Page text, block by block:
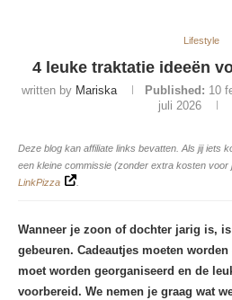
Lifestyle
4 leuke traktatie ideeën
written by Mariska Published: 10
juli 2026
Deze blog kan affiliate links bevatten. Als jij iets
een kleine commissie (zonder extra kosten voor
LinkPizza
Wanneer je zoon of dochter jarig is,
gebeuren. Cadeautjes moeten
moet worden georganiseerd en de
voorbereid. We nemen je graag wat